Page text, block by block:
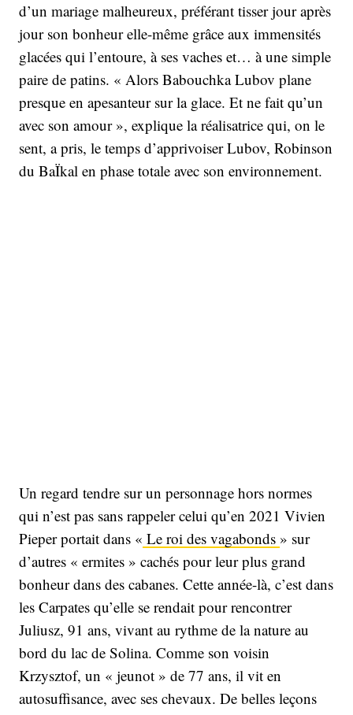
d’un mariage malheureux, préférant tisser jour après
jour son bonheur elle-même grâce aux immensités
glacées qui l’entoure, à ses vaches et… à une simple
paire de patins. « Alors Babouchka Lubov plane
presque en apesanteur sur la glace. Et ne fait qu’un
avec son amour », explique la réalisatrice qui, on le
sent, a pris, le temps d’apprivoiser Lubov, Robinson
du BaÏkal en phase totale avec son environnement.
Un regard tendre sur un personnage hors normes
qui n’est pas sans rappeler celui qu’en 2021 Vivien
Pieper portait dans « Le roi des vagabonds » sur
d’autres « ermites » cachés pour leur plus grand
bonheur dans des cabanes. Cette année-là, c’est dans
les Carpates qu’elle se rendait pour rencontrer
Juliusz, 91 ans, vivant au rythme de la nature au
bord du lac de Solina. Comme son voisin
Krzysztof, un « jeunot » de 77 ans, il vit en
autosuffisance, avec ses chevaux. De belles leçons